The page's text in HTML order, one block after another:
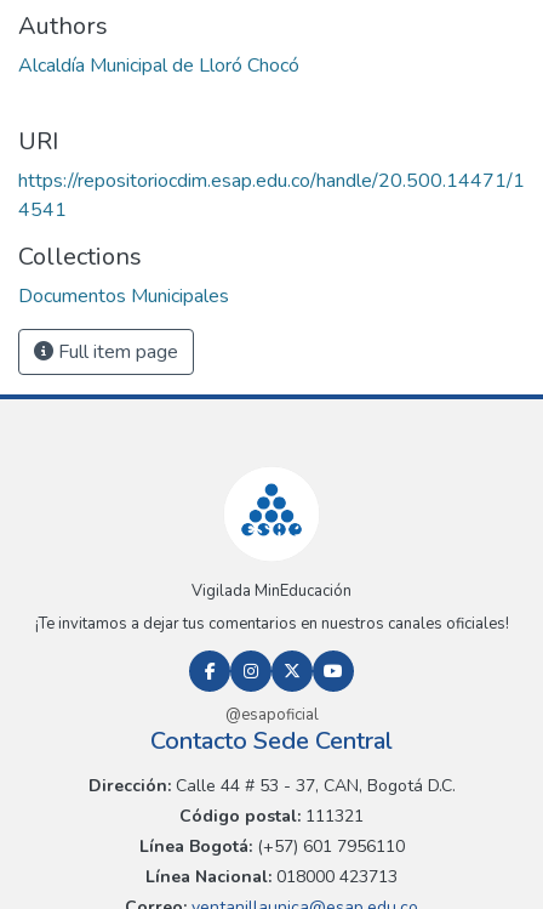
Authors
Alcaldía Municipal de Lloró Chocó
URI
https://repositoriocdim.esap.edu.co/handle/20.500.14471/1
4541
Collections
Documentos Municipales
Full item page
Vigilada MinEducación
¡Te invitamos a dejar tus comentarios en nuestros canales oficiales!
@esapoficial
Contacto Sede Central
Dirección:Calle 44 # 53 - 37, CAN, Bogotá D.C.
Código postal: 111321
Línea Bogotá:(+57) 601 7956110
Línea Nacional: 018000 423713